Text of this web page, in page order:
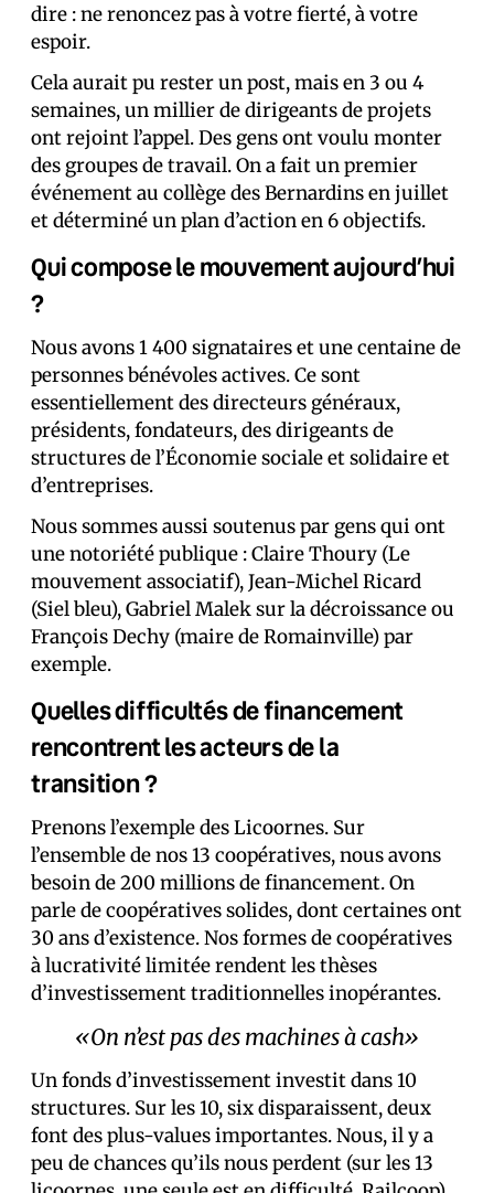
dire : ne renoncez pas à votre fierté, à votre
espoir.
Cela aurait pu rester un post, mais en 3 ou 4
semaines, un millier de dirigeants de projets
ont rejoint l’appel. Des gens ont voulu monter
des groupes de travail. On a fait un premier
événement au collège des Bernardins en juillet
et déterminé un plan d’action en 6 objectifs.
Qui compose le mouvement aujourd’hui
?
Nous avons 1 400 signataires et une centaine de
personnes bénévoles actives. Ce sont
essentiellement des directeurs généraux,
présidents, fondateurs, des dirigeants de
structures de l’Économie sociale et solidaire et
d’entreprises.
Nous sommes aussi soutenus par gens qui ont
une notoriété publique : Claire Thoury (Le
mouvement associatif), Jean-Michel Ricard
(Siel bleu), Gabriel Malek sur la décroissance ou
François Dechy (maire de Romainville) par
exemple.
Quelles difficultés de financement
rencontrent les acteurs de la
transition ?
Prenons l’exemple des Licoornes. Sur
l’ensemble de nos 13 coopératives, nous avons
besoin de 200 millions de financement. On
parle de coopératives solides, dont certaines ont
30 ans d’existence. Nos formes de coopératives
à lucrativité limitée rendent les thèses
d’investissement traditionnelles inopérantes.
«On n’est pas des machines à cash»
Un fonds d’investissement investit dans 10
structures. Sur les 10, six disparaissent, deux
font des plus-values importantes. Nous, il y a
peu de chances qu’ils nous perdent (sur les 13